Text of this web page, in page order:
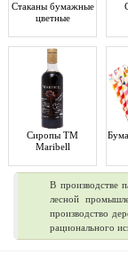
Стаканы бумажные
цветные
Сиропы ТМ
Maribell
В производстве
лесной
производство
рационального